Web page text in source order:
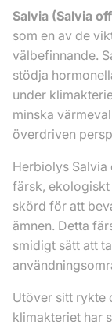
Salvia (Salvia
som en av de
välbefinnande.
stödja
under
minska
överdriven
Herbiolys
färsk,
skörd för att
ämnen. Detta
smidigt sätt att
Utöver sitt rykte
klimakteriet har